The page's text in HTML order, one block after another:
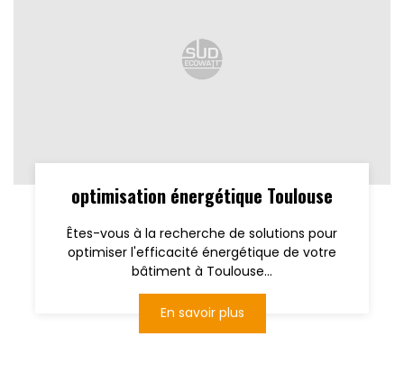
optimisation énergétique Toulouse
Êtes-vous à la recherche de solutions pour
optimiser l'efficacité énergétique de votre
bâtiment à Toulouse...
En savoir plus